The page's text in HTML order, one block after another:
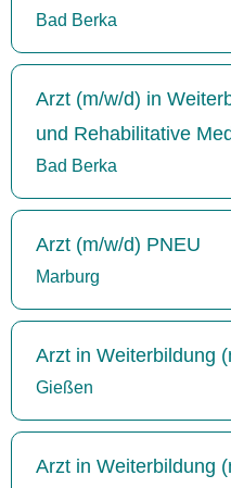
Bad Berka
Arzt (m/w/d) in
und Rehabilitative
Bad Berka
Arzt (m/w/d) PNEU
Marburg
Arzt in Weiterbildung
Gießen
Arzt in Weiterbildung